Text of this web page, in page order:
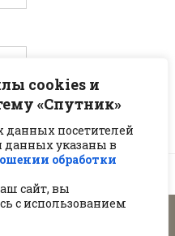
cookies и
«Спутник»
данных посетителей
данных указаны в
обработки
сайт, вы
с использованием